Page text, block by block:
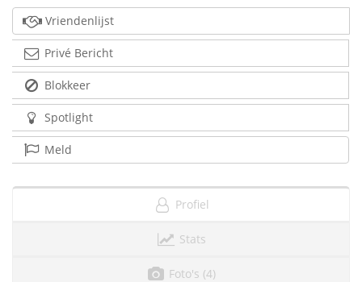
Vriendenlijst
Privé Bericht
Blokkeer
Spotlight
Meld
Profiel
Stats
Foto's (4)